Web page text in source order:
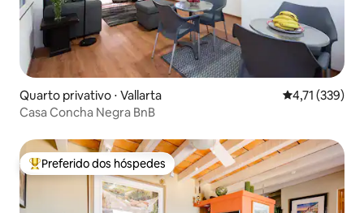
Quarto privativo ⋅ Vallarta 4,71 de uma
4,71 (339)
Casa Concha Negra BnB
Entre os melhores preferidos dos hóspedes
Preferido dos hóspedes